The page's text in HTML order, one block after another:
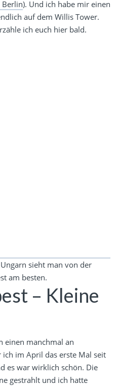
Berlin). Und ich habe mir einen
auf dem Willis Tower.
ich euch hier bald.
sieht man von der
am besten.
– Kleine
einen manchmal an
im April das erste Mal seit
es war wirklich schön. Die
gestrahlt und ich hatte